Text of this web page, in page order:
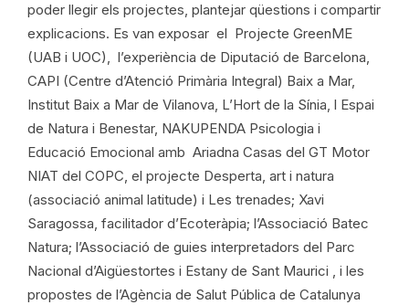
poder llegir els projectes, plantejar qüestions i compartir
explicacions. Es van exposar el Projecte GreenME
(UAB i UOC), l’experiència de Diputació de Barcelona,
CAPI (Centre d’Atenció Primària Integral) Baix a Mar,
Institut Baix a Mar de Vilanova, L’Hort de la Sínia, l Espai
de Natura i Benestar, NAKUPENDA Psicologia i
Educació Emocional amb Ariadna Casas del GT Motor
NIAT del COPC, el projecte Desperta, art i natura
(associació animal latitude) i Les trenades; Xavi
Saragossa, facilitador d’Ecoteràpia; l’Associació Batec
Natura; l’Associació de guies interpretadors del Parc
Nacional d’Aigüestortes i Estany de Sant Maurici , i les
propostes de l’Agència de Salut Pública de Catalunya